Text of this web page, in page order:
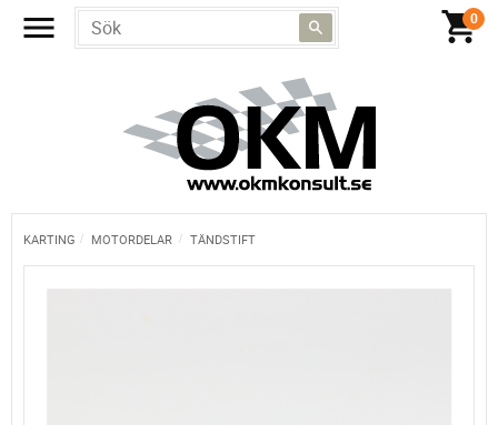
KARTING MOTORDELAR TÄNDSTIFT